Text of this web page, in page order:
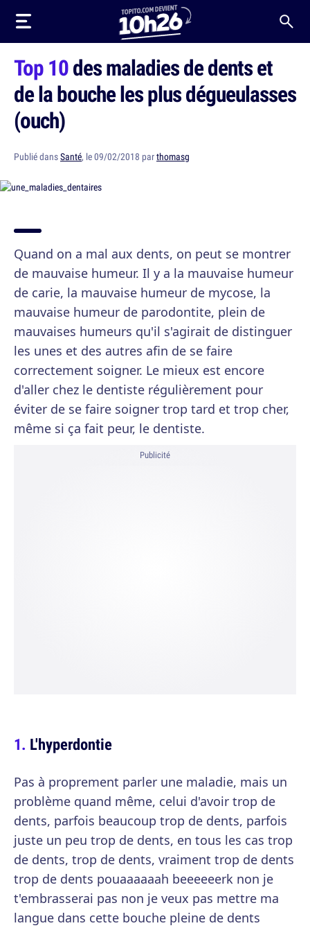
Top 10des maladies de dents et
de la bouche les plus dégueulasses
(ouch)
Publié dansSanté, le 09/02/2018 parthomasg
Quand on a mal aux dents, on peut se montrer
de mauvaise humeur. Il y a la mauvaise humeur
de carie, la mauvaise humeur de mycose, la
mauvaise humeur de parodontite, plein de
mauvaises humeurs qu'il s'agirait de distinguer
les unes et des autres afin de se faire
correctement soigner. Le mieux est encore
d'aller chez le dentiste régulièrement pour
éviter de se faire soigner trop tard et trop cher,
même si ça fait peur, le dentiste.
Publicité
L'hyperdontie
Pas à proprement parler une maladie, mais un
problème quand même, celui d'avoir trop de
dents, parfois beaucoup trop de dents, parfois
juste un peu trop de dents, en tous les cas trop
de dents, trop de dents, vraiment trop de dents
trop de dents pouaaaaaah beeeeeerk non je
t'embrasserai pas non je veux pas mettre ma
langue dans cette bouche pleine de dents